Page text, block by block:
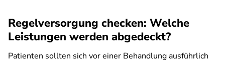
Regelversorgung checken: Welche
Leistungen werden abgedeckt?
Patienten sollten sich vor einer Behandlung ausführlich